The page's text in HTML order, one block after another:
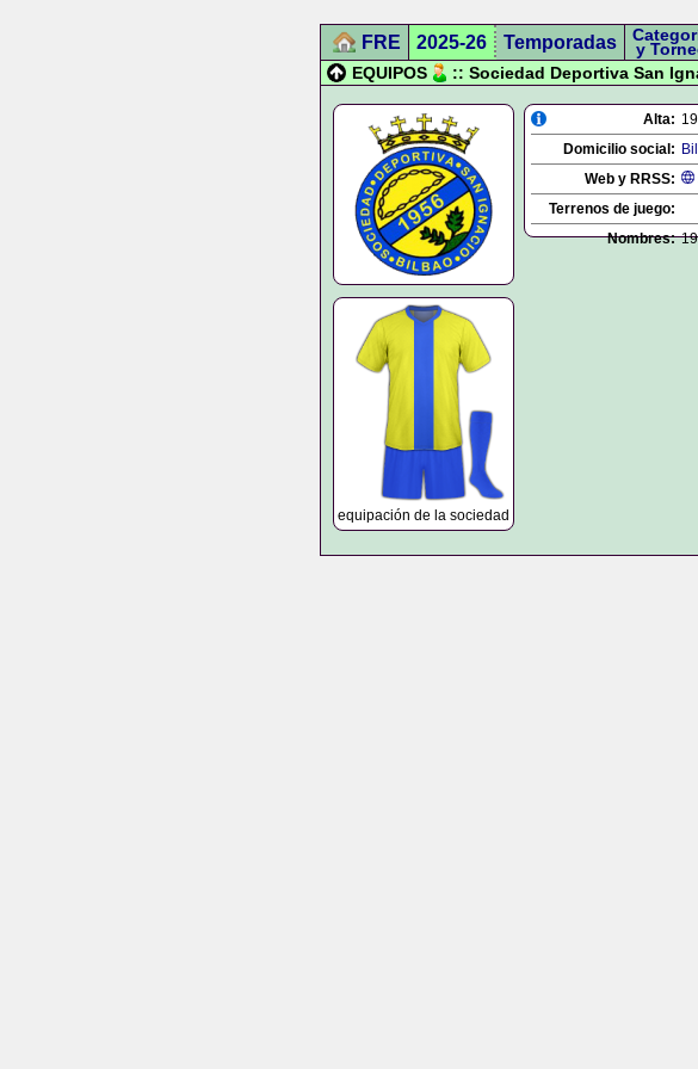
FRE 2025-26 Temporadas y
EQUIPOS
:: Sociedad Deportiva San
equipación de la sociedad
Alta:
Domicilio social:
Web y RRSS:
Terrenos de juego:
Nombres: